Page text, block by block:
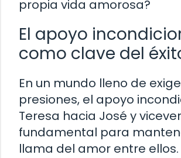
propia vida amorosa?
El apoyo
como clave del
En un mundo lleno de
presiones, el apoyo
Teresa hacia José y
fundamental para
llama del amor entre ellos.